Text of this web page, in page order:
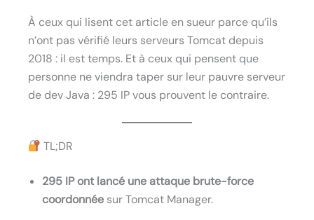
À ceux qui lisent cet article en sueur parce qu’ils
n’ont pas vérifié leurs serveurs Tomcat depuis
2018 : il est temps. Et à ceux qui pensent que
personne ne viendra taper sur leur pauvre serveur
de dev Java : 295 IP vous prouvent le contraire.
TL;DR
295 IP ont lancé une attaque brute-force
coordonnée sur Tomcat Manager.